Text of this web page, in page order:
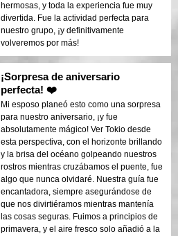
hermosas, y toda la experiencia fue muy
divertida. Fue la actividad perfecta para
nuestro grupo, ¡y definitivamente
volveremos por más!
¡Sorpresa de aniversario
perfecta! ❤️
Mi esposo planeó esto como una sorpresa
para nuestro aniversario, ¡y fue
absolutamente mágico! Ver Tokio desde
esta perspectiva, con el horizonte brillando
y la brisa del océano golpeando nuestros
rostros mientras cruzábamos el puente, fue
algo que nunca olvidaré. Nuestra guía fue
encantadora, siempre asegurándose de
que nos divirtiéramos mientras mantenía
las cosas seguras. Fuimos a principios de
primavera, y el aire fresco solo añadió a la